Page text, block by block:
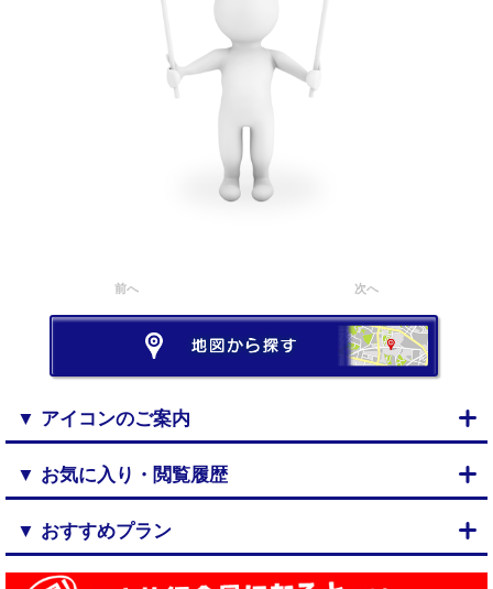
前へ 次へ
▼ アイコンのご案内
▼ お気に入り・閲覧履歴
▼ おすすめプラン